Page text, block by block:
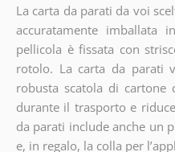
La carta da parati da voi
accuratamente imballata
pellicola è fissata con
rotolo. La carta da parati
robusta scatola di cartone
durante il trasporto e
da parati include anche un
e, in regalo, la colla per